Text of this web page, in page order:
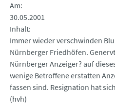
Am
30.05.2001
Inhalt
Immer wieder verschwinden
Nürnberger Friedhöfen.
Nürnberger Anzeiger? auf
wenige Betroffene erstatten
fassen sind. Resignation hat
(hvh)